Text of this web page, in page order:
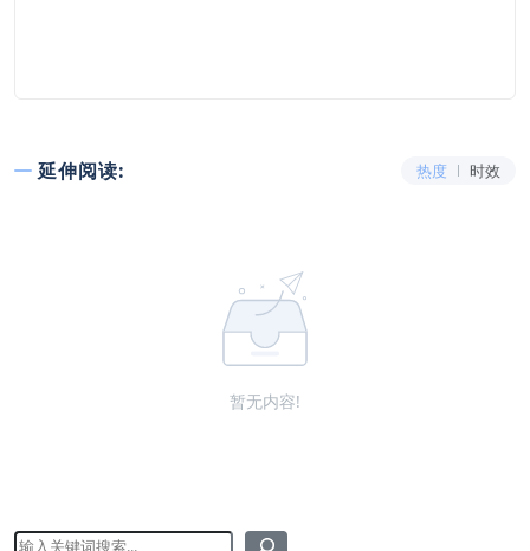
延伸阅读: 热度 时效
暂无内容!